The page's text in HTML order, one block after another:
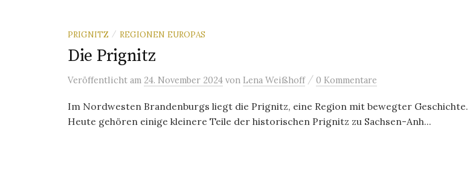
PRIGNITZ / REGIONEN EUROPAS
Die Prignitz
Veröffentlicht am 24. November 2024 von Lena Weißhoff / 0 Kommentare
Im Nordwesten Brandenburgs liegt die Prignitz, eine Region mit bewegter Geschichte.
Heute gehören einige kleinere Teile der historischen Prignitz zu Sachsen-Anh...